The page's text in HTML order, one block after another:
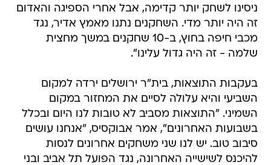
ניסינו לשחק יותר קדימה, אבל אחרי הספיגה והאדום
זה היה יותר מדי. השחקנים נתנו מאמץ אדיר, נגד
מכבי חיפה בחוץ, ב-10 שחקנים במשך מחצית
שלמה - זה היה גדול עלינו".
בעקבות התוצאות, בית"ר ירושלים ירדה למקום
השביעי והיא עלולה לסיים את המחזור במקום
השמיני. "התוצאות מסביב לא טובות לנו היום ובכלל
בשבועות האחרונים", אמר אבוקסיס, "אנחנו עושים
סיבוב טוב. יש לנו שני משחקים אחרונים לנסות
להיכנס לשישייה האחרונה, נגד הפועל תל אביב ובני